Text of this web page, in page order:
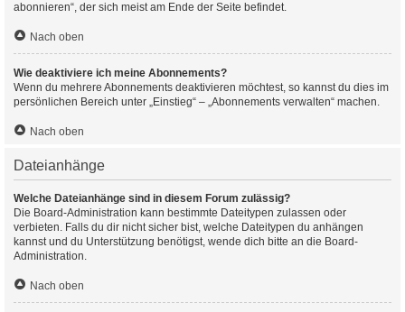
abonnieren“, der sich meist am Ende der Seite befindet.
Nach oben
Wie deaktiviere ich meine Abonnements?
Wenn du mehrere Abonnements deaktivieren möchtest, so kannst du dies im
persönlichen Bereich unter „Einstieg“ – „Abonnements verwalten“ machen.
Nach oben
Dateianhänge
Welche Dateianhänge sind in diesem Forum zulässig?
Die Board-Administration kann bestimmte Dateitypen zulassen oder
verbieten. Falls du dir nicht sicher bist, welche Dateitypen du anhängen
kannst und du Unterstützung benötigst, wende dich bitte an die Board-
Administration.
Nach oben